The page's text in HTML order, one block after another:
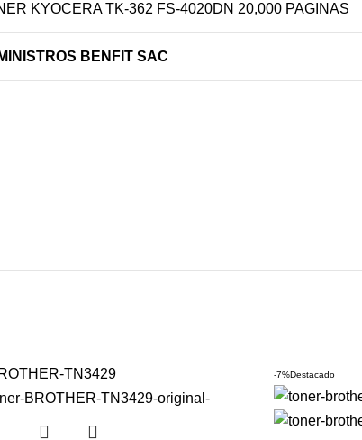
KYOCERA TK-362 FS-4020DN 20,000 PAGINAS
BENFIT SAC
-7%Destacado